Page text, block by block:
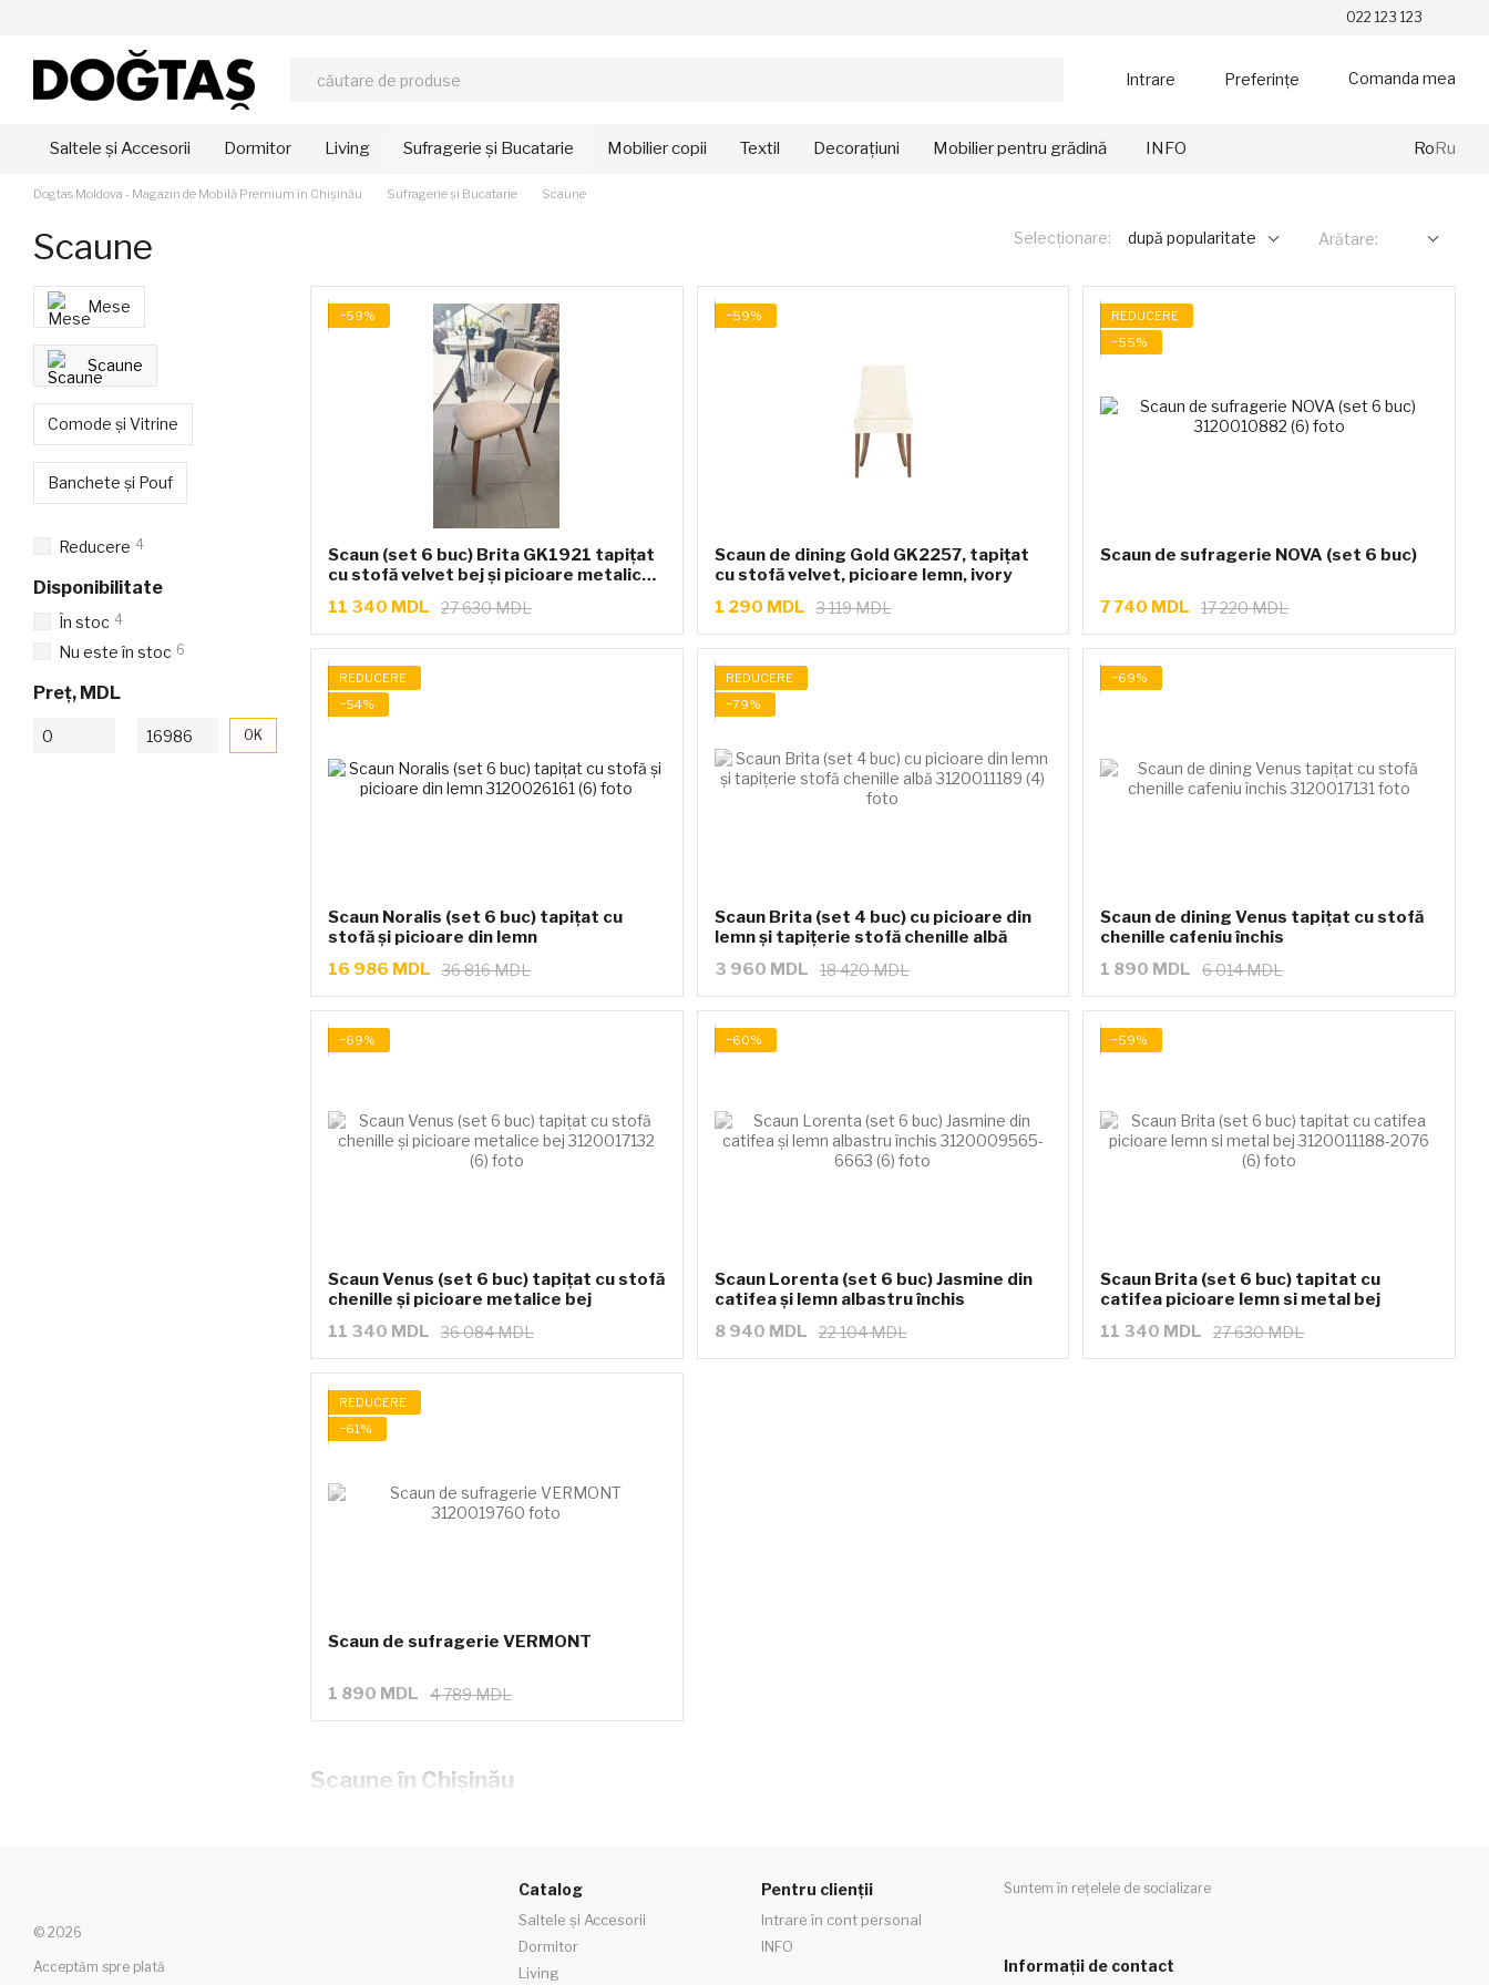
022 123 123
Intrare Preferințe Comanda mea
Saltele și Accesorii Dormitor Living Sufragerie și Bucatarie Mobilier copii Textil Decorațiuni Mobilier pentru grădină INFO RoRu
Dogtas Moldova - Magazin de Mobilă Premium în Chișinău Sufragerie și Bucatarie Scaune
Scaune Selecționare: după popularitate Arătare:
Scaune în Chișinău
−59%
Scaun (set 6 buc) Brita GK1921 tapițat
cu stofă velvet bej și picioare metalice
27 630 MDL
11 340 MDL
−59%
Scaun de dining Gold GK2257, tapițat
cu stofă velvet, picioare lemn, ivory
3 119 MDL
1 290 MDL
REDUCERE
−55%
Scaun de sufragerie NOVA (set 6 buc)
17 220 MDL
7 740 MDL
REDUCERE
−54%
Scaun Noralis (set 6 buc) tapițat cu
stofă și picioare din lemn
36 816 MDL
16 986 MDL
REDUCERE
−79%
Scaun Brita (set 4 buc) cu picioare din
lemn și tapițerie stofă chenille albă
18 420 MDL
3 960 MDL
−69%
Scaun de dining Venus tapițat cu stofă
chenille cafeniu închis
6 014 MDL
1 890 MDL
−69%
Scaun Venus (set 6 buc) tapițat cu stofă
chenille și picioare metalice bej
36 084 MDL
11 340 MDL
−60%
Scaun Lorenta (set 6 buc) Jasmine din
catifea și lemn albastru închis
22 104 MDL
8 940 MDL
−59%
Scaun Brita (set 6 buc) tapitat cu
catifea picioare lemn si metal bej
27 630 MDL
11 340 MDL
REDUCERE
−61%
Scaun de sufragerie VERMONT
4 789 MDL
1 890 MDL
Mese
Scaune
Comode și Vitrine
Banchete și Pouf
Reducere 4
Disponibilitate
În stoc 4
Nu este în stoc 6
Preț, MDL
De la Preț, MDL
Până la Preț, MDL OK
© 2026
Acceptăm spre plată
Catalog
Saltele și Accesorii
Dormitor
Living
Pentru clienții
Intrare în cont personal
INFO
Suntem în rețelele de socializare
Informații de contact